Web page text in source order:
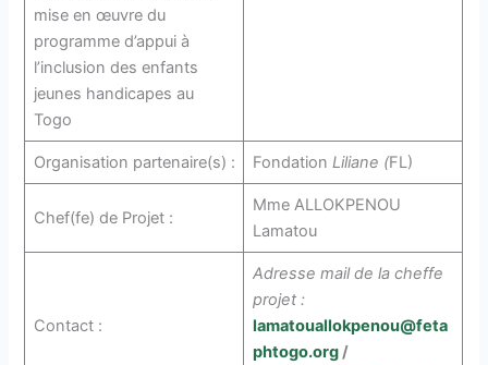
mise en œuvre du
programme d’appui à
l’inclusion des enfants
jeunes handicapes au
Togo
Organisation partenaire(s) : Fondation Liliane (FL)
Chef(fe) de Projet :
Mme ALLOKPENOU
Lamatou
Contact :
Adresse mail de la cheffe
projet :
lamatouallokpenou@feta
phtogo.org/